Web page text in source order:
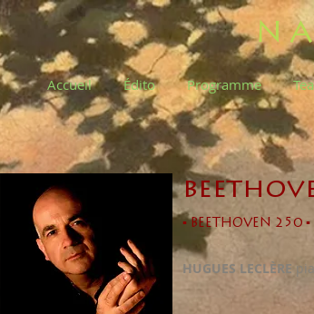
Accueil Édito Programme
▪ BEETHOVEN 250 ▪
HUGUES LECLÈRE